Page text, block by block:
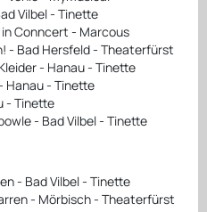
Vilbel - Tinette
in Conncert - Marcous
- Bad Hersfeld - Theaterfürst
- Hanau - Tinette
Hanau - Tinette
- Tinette
- Bad Vilbel - Tinette
- Bad Vilbel - Tinette
- Mörbisch - Theaterfürst